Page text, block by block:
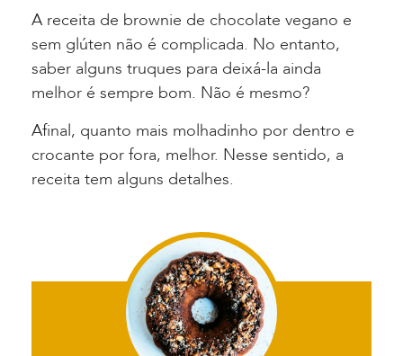
A receita de brownie de chocolate vegano e
sem glúten não é complicada. No entanto,
saber alguns truques para deixá-la ainda
melhor é sempre bom. Não é mesmo?
Afinal, quanto mais molhadinho por dentro e
crocante por fora, melhor. Nesse sentido, a
receita tem alguns detalhes.